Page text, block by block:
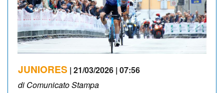
JUNIORES | 21/03/2026 | 07:56
di Comunicato Stampa